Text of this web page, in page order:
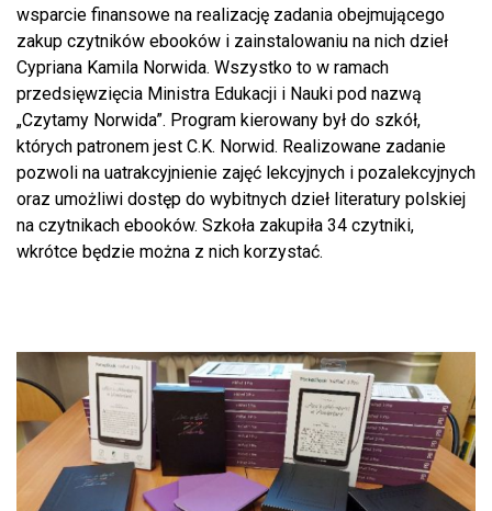
wsparcie finansowe na realizację zadania obejmującego
zakup czytników ebooków i zainstalowaniu na nich dzieł
Cypriana Kamila Norwida. Wszystko to w ramach
przedsięwzięcia Ministra Edukacji i Nauki pod nazwą
„Czytamy Norwida”. Program kierowany był do szkół,
których patronem jest C.K. Norwid. Realizowane zadanie
pozwoli na uatrakcyjnienie zajęć lekcyjnych i pozalekcyjnych
oraz umożliwi dostęp do wybitnych dzieł literatury polskiej
na czytnikach ebooków. Szkoła zakupiła 34 czytniki,
wkrótce będzie można z nich korzystać.